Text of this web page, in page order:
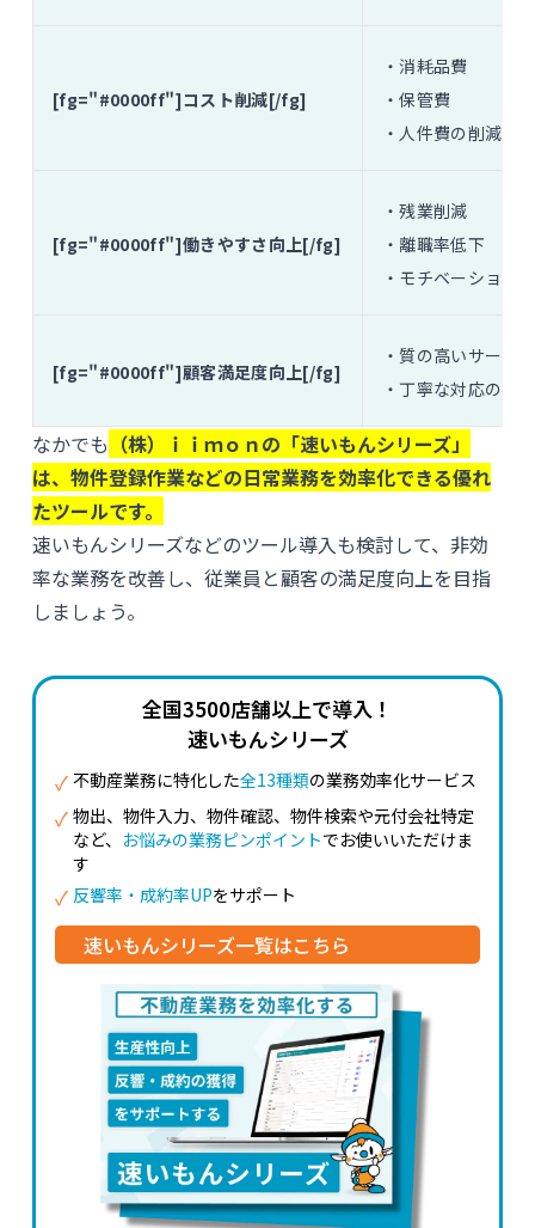
[fg="#0000ff"]コスト削減[/fg]
・消耗品費
・保管費
・人件費の削減
[fg="#0000ff"]働きやすさ向上[/fg]
・残業削減
・離職率低下
・モチベーション
[fg="#0000ff"]顧客満足度向上[/fg]
・質の高いサービ
・丁寧な対応の実
なかでも （株）ｉｉｍｏｎの「速いもんシリーズ」
は、物件登録作業などの日常業務を効率化できる優れ
たツールです。
速いもんシリーズなどのツール導入も検討して、非効
率な業務を改善し、従業員と顧客の満足度向上を目指
しましょう。
全国3500店舗以上で導入！
速いもんシリーズ
✓ 不動産業務に特化した全13種類の業務効率化サービス
✓ 物出、物件入力、物件確認、物件検索や元付会社特定
など、 お悩みの業務ピンポイントでお使いいただけま
す
✓ 反響率・成約率UPをサポート
速いもんシリーズ一覧はこちら